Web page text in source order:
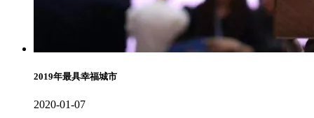
2019年最具幸福城市
2020-01-07